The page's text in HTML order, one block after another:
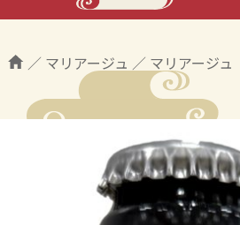
／ マリアージュ ／ マリアージュ